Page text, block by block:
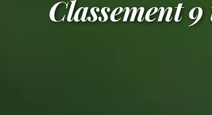
Classement